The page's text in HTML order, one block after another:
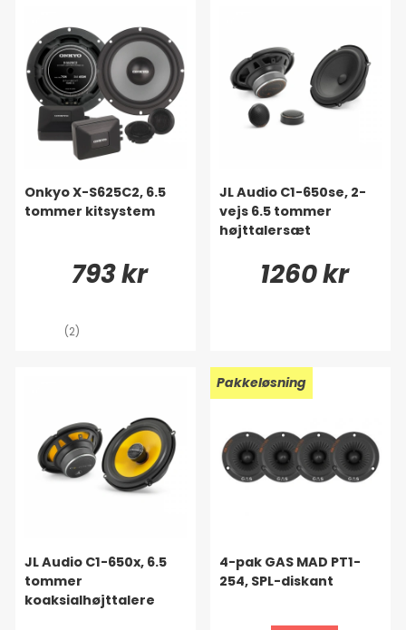
Onkyo X-S625C2, 6.5
tommer kitsystem
793 kr
(2)
JL Audio C1-650se, 2-
vejs 6.5 tommer
højttalersæt
1260 kr
JL Audio C1-650x, 6.5
tommer
koaksialhøjttalere
Pakkeløsning
4-pak GAS MAD PT1-
254, SPL-diskant